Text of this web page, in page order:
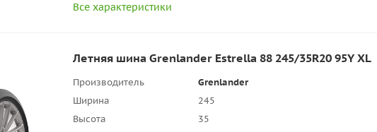
Все характеристики
Летняя шина Grenlander Estrella 88 245/35R20 95Y XL
Производитель
Grenlander
Ширина
245
Высота
35